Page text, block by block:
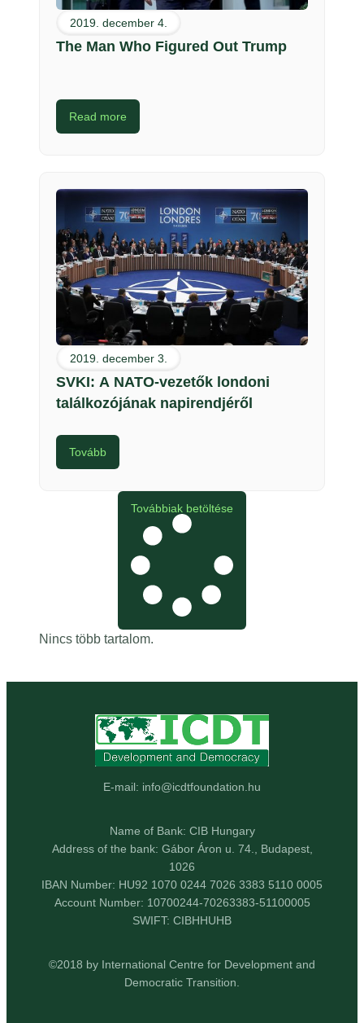
2019. december 4.
The Man Who Figured Out Trump
Read more
2019. december 3.
SVKI: A NATO-vezetők londoni
találkozójának napirendjéről
Tovább
Továbbiak betöltése
Nincs több tartalom.
E-mail: info@icdtfoundation.hu
Name of Bank: CIB Hungary
Address of the bank: Gábor Áron u. 74., Budapest,
1026
IBAN Number: HU92 1070 0244 7026 3383 5110 0005
Account Number: 10700244-70263383-51100005
SWIFT: CIBHHUHB
©2018 by International Centre for Development and
Democratic Transition.